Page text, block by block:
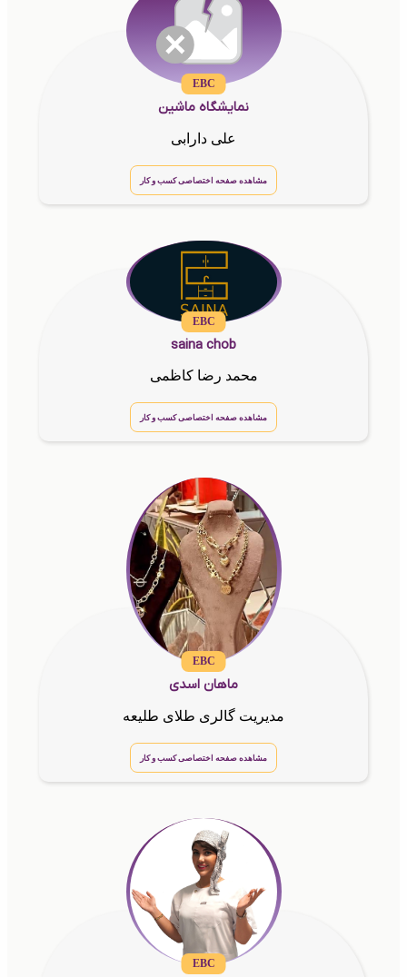
EBC
نمایشگاه ماشین
علی دارابی
مشاهده صفحه اختصاصی کسب و کار
EBC
saina chob
محمد رضا کاظمی
مشاهده صفحه اختصاصی کسب و کار
EBC
ماهان اسدی
مدیریت گالری طلای طلیعه
مشاهده صفحه اختصاصی کسب و کار
EBC